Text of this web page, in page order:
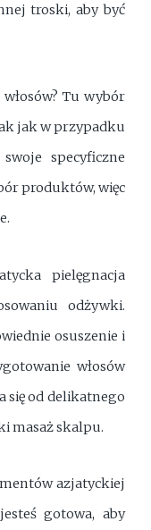
troski, aby być
Tu wybór
jak w przypadku
specyficzne
produktów, więc
pielęgnacja
odżywki.
osuszenie i
włosów
się od delikatnego
masaż skalpu.
azjatyckiej
gotowa, aby